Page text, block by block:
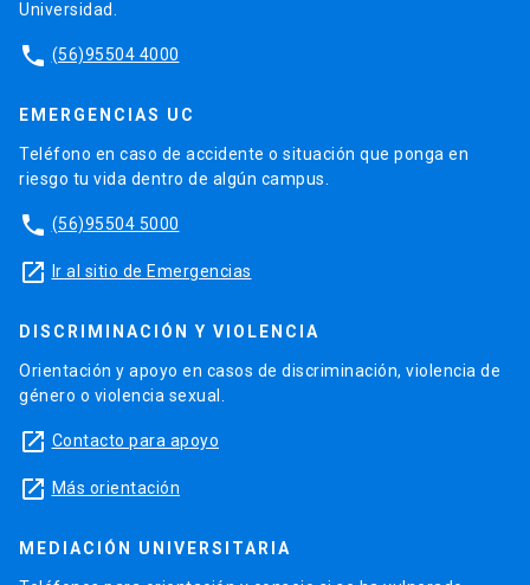
Universidad.
phone (56)95504 4000
EMERGENCIAS UC
Teléfono en caso de accidente o situación que ponga en
riesgo tu vida dentro de algún campus.
phone (56)95504 5000
launch Ir al sitio de Emergencias
DISCRIMINACIÓN Y VIOLENCIA
Orientación y apoyo en casos de discriminación, violencia de
género o violencia sexual.
launch Contacto para apoyo
launch Más orientación
MEDIACIÓN UNIVERSITARIA